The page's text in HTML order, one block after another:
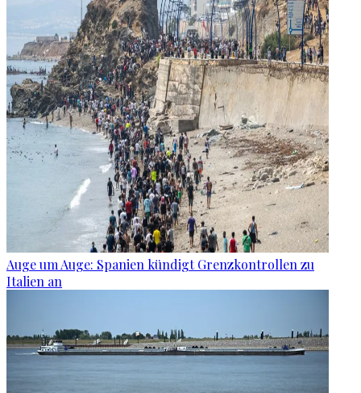
Auge um Auge: Spanien kündigt Grenzkontrollen zu
Italien an